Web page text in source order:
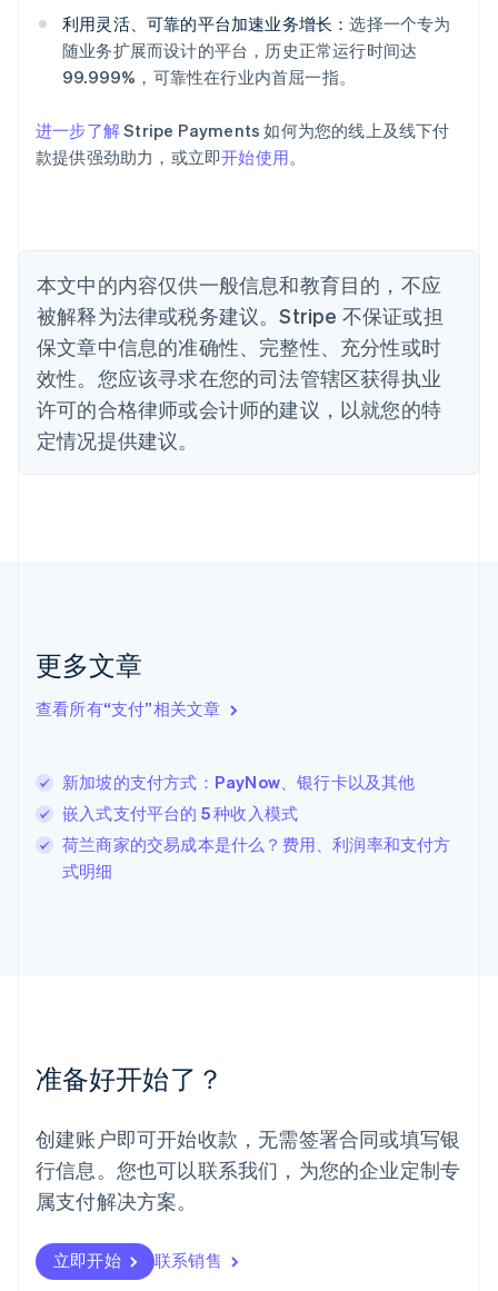
利用灵活、可靠的平台加速业务增长：选择一个专为
随业务扩展而设计的平台，历史正常运行时间达
99.999%，可靠性在行业内首屈一指。
进一步了解Stripe Payments 如何为您的线上及线下付
款提供强劲助力，或立即开始使用。
本文中的内容仅供一般信息和教育目的，不应
被解释为法律或税务建议。Stripe 不保证或担
保文章中信息的准确性、完整性、充分性或时
效性。您应该寻求在您的司法管辖区获得执业
许可的合格律师或会计师的建议，以就您的特
定情况提供建议。
更多文章
查看所有“支付”相关文章
新加坡的支付方式：PayNow、银行卡以及其他
嵌入式支付平台的 5 种收入模式
荷兰商家的交易成本是什么？费用、利润率和支付方
式明细
准备好开始了？
创建账户即可开始收款，无需签署合同或填写银
行信息。您也可以联系我们，为您的企业定制专
属支付解决方案。
立即开始 联系销售
English
奥地利
Deutsch English
澳大利亚
巴西
PortuguêsEnglish
English
丹麦
English
德国
DeutschEnglish
法国
FrançaisEnglish
芬兰
EnglishSvenska
English Italiano
拉脱维亚
立陶宛
DeutschEnglish
卢森堡
Français Deutsch English
罗马尼亚
English
挪威
葡萄牙
Português English
日本
日本語English
瑞典
瑞士
DeutschFrançais